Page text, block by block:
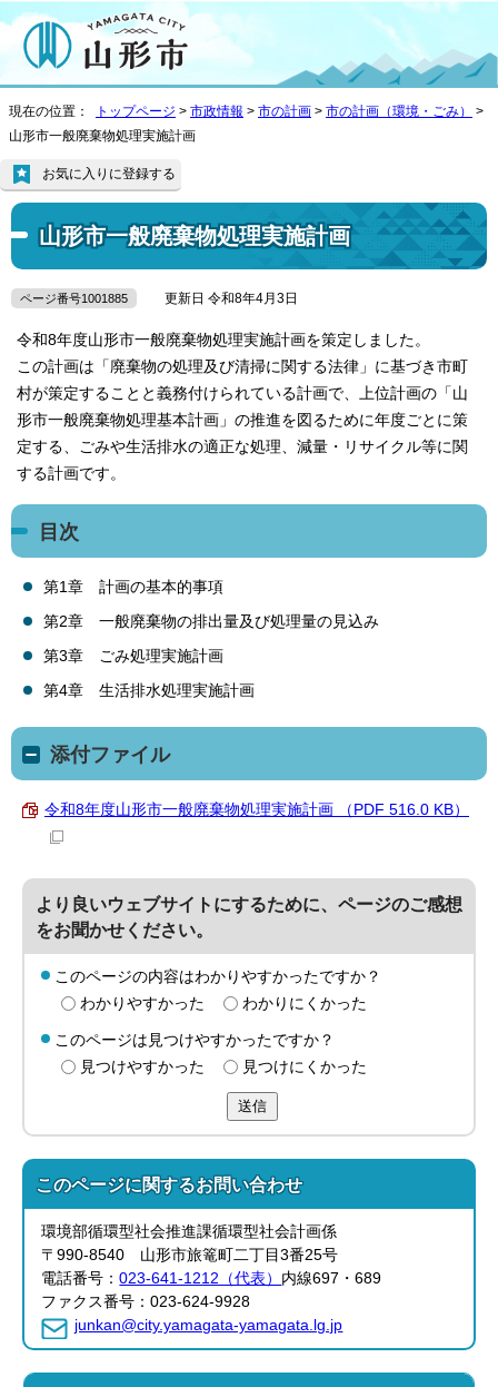
現在の位置： トップページ > 市政情報 > 市の計画 > 市の計画（環境・ごみ）
>
山形市一般廃棄物処理実施計画
山形市一般廃棄物処理実施計画
お気に入りに登録する
ページ番号1001885 更新日 令和8年4月3日
令和8年度山形市一般廃棄物処理実施計画を策定しました。
この計画は「廃棄物の処理及び清掃に関する法律」に基づき市町
村が策定することと義務付けられている計画で、上位計画の「山
形市一般廃棄物処理基本計画」の推進を図るために年度ごとに策
定する、ごみや生活排水の適正な処理、減量・リサイクル等に関
する計画です。
目次
第1章 計画の基本的事項
第2章 一般廃棄物の排出量及び処理量の見込み
第3章 ごみ処理実施計画
第4章 生活排水処理実施計画
添付ファイル
令和8年度山形市一般廃棄物処理実施計画 （PDF 516.0 KB）
より良いウェブサイトにするために、ページのご感想
をお聞かせください。
このページの内容はわかりやすかったですか？
わかりやすかった
わかりにくかった
このページは見つけやすかったですか？
見つけやすかった
見つけにくかった
送信
このページに関するお問い合わせ
環境部循環型社会推進課循環型社会計画係
〒990-8540 山形市旅篭町二丁目3番25号
電話番号：023-641-1212（代表） 内線697・689
ファクス番号：023-624-9928
junkan@city.yamagata-yamagata.lg.jp